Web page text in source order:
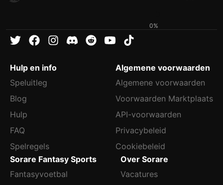
0%
Hulp en info
Speluitleg
Blog
Hulp
FAQ
Spelregels
Algemene voorwaarden
Algemene voorwaarden
Voorwaarden Marktplaats
API-voorwaarden
Privacybeleid
Cookiebeleid
Sorare Fantasy Sports
Fantasyvoetbal
Over Sorare
Vacatures